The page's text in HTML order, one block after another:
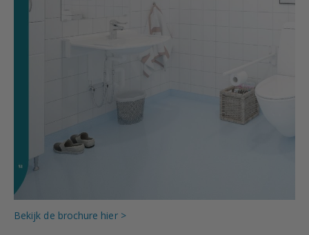
Bekijk de brochure hier >